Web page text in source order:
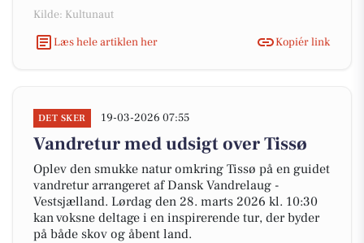
Kilde: Kultunaut
Læs hele artiklen her
Kopiér link
DET SKER 19-03-2026 07:55
Vandretur med udsigt over Tissø
Oplev den smukke natur omkring Tissø på en guidet
vandretur arrangeret af Dansk Vandrelaug -
Vestsjælland. Lørdag den 28. marts 2026 kl. 10:30
kan voksne deltage i en inspirerende tur, der byder
på både skov og åbent land.